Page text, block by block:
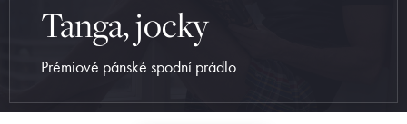
Tanga, jocky
Prémiové pánské spodní prádlo